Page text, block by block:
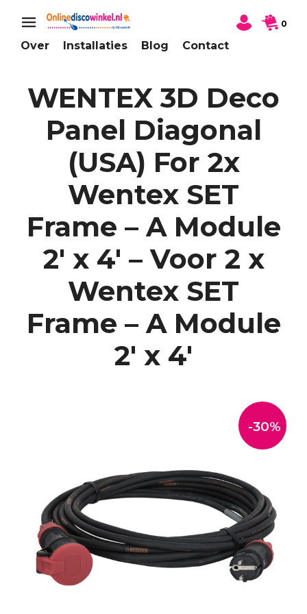
Over Installaties Blog Contact
0
WENTEX 3D Deco
Panel Diagonal
(USA) For 2x
Wentex SET
Frame – A Module
2′ x 4′ – Voor 2 x
Wentex SET
Frame – A Module
2′ x 4′
-30%